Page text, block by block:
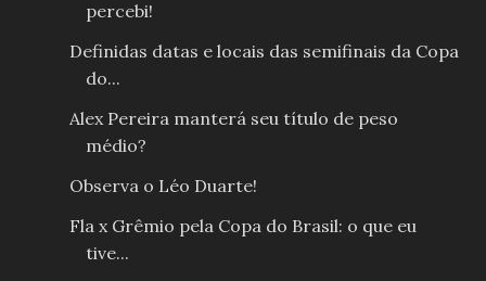
percebi!
Definidas datas e locais das semifinais da Copa
do...
Alex Pereira manterá seu título de peso
médio?
Observa o Léo Duarte!
Fla x Grêmio pela Copa do Brasil: o que eu
tive...